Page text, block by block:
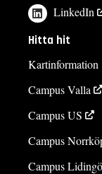
LinkedIn
Hitta hit
Kartinformation
Campus Valla
Campus US
Campus
Campus Lidingö